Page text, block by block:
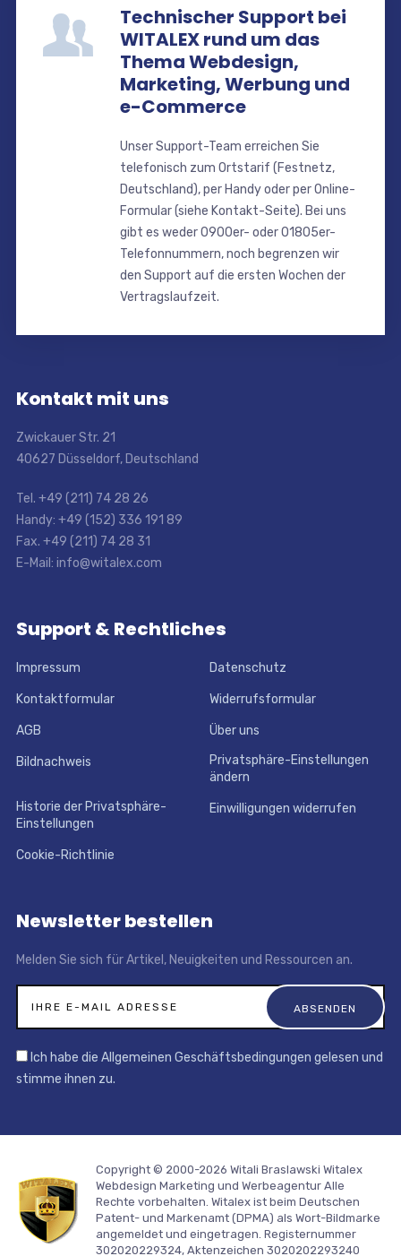
Technischer Support bei
WITALEX rund um das
Thema Webdesign,
Marketing, Werbung und
e-Commerce
Unser Support-Team erreichen Sie
telefonisch zum Ortstarif (Festnetz,
Deutschland), per Handy oder per Online-
Formular (siehe Kontakt-Seite). Bei uns
gibt es weder 0900er- oder 01805er-
Telefonnummern, noch begrenzen wir
den Support auf die ersten Wochen der
Vertragslaufzeit.
Kontakt mit uns
Zwickauer Str. 21
40627 Düsseldorf, Deutschland
Tel. +49 (211) 74 28 26
Handy: +49 (152) 336 191 89
Fax. +49 (211) 74 28 31
E-Mail: info@witalex.com
Support & Rechtliches
Impressum Datenschutz
Kontaktformular Widerrufsformular
AGB Über uns
Bildnachweis
Privatsphäre-Einstellungen
ändern
Historie der Privatsphäre-
Einstellungen
Einwilligungen widerrufen
Cookie-Richtlinie
Newsletter bestellen
Melden Sie sich für Artikel, Neuigkeiten und Ressourcen an.
Ich habe die Allgemeinen Geschäftsbedingungen gelesen und
stimme ihnen zu.
Copyright © 2000-2026 Witali Braslawski Witalex
Webdesign Marketing und WerbeagenturAlle
Rechte vorbehalten. Witalex ist beim Deutschen
Patent- und Markenamt (DPMA) als Wort-Bildmarke
angemeldet und eingetragen. Registernummer
302020229324, Aktenzeichen 3020202293240